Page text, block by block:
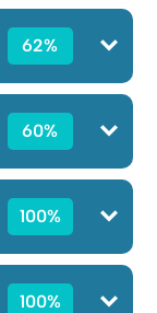
62%
60%
100%
100%